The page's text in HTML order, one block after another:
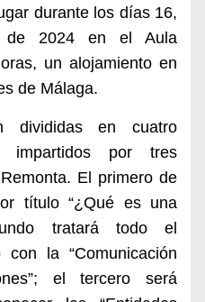
durante los días 16,
2024 en el Aula
un alojamiento en
de Málaga.
divididas en cuatro
impartidos por tres
El primero de
título “¿Qué es una
tratará todo el
con la “Comunicación
el tercero será